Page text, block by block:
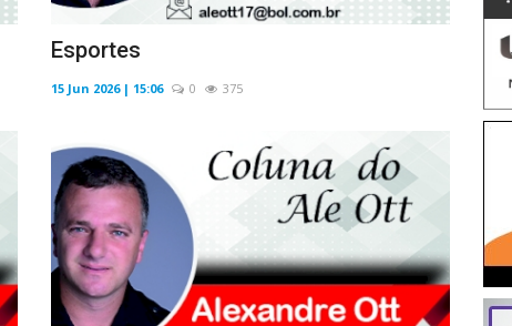
Esportes
15 Jun 2026 | 15:06 0 375